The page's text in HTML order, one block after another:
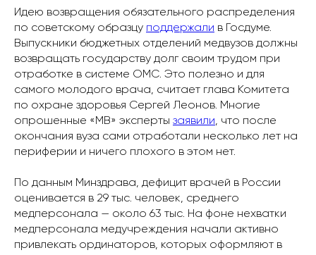
Идею возвращения обязательного распределения
по советскому образцу поддержали в Госдуме.
Выпускники бюджетных отделений медвузов должны
возвращать государству долг своим трудом при
отработке в системе ОМС. Это полезно и для
самого молодого врача, считает глава Комитета
по охране здоровья Сергей Леонов. Многие
опрошенные «МВ» эксперты заявили, что после
окончания вуза сами отработали несколько лет на
периферии и ничего плохого в этом нет.
По данным Минздрава, дефицит врачей в России
оценивается в 29 тыс. человек, среднего
медперсонала — около 63 тыс. На фоне нехватки
медперсонала медучреждения начали активно
привлекать ординаторов, которых оформляют в